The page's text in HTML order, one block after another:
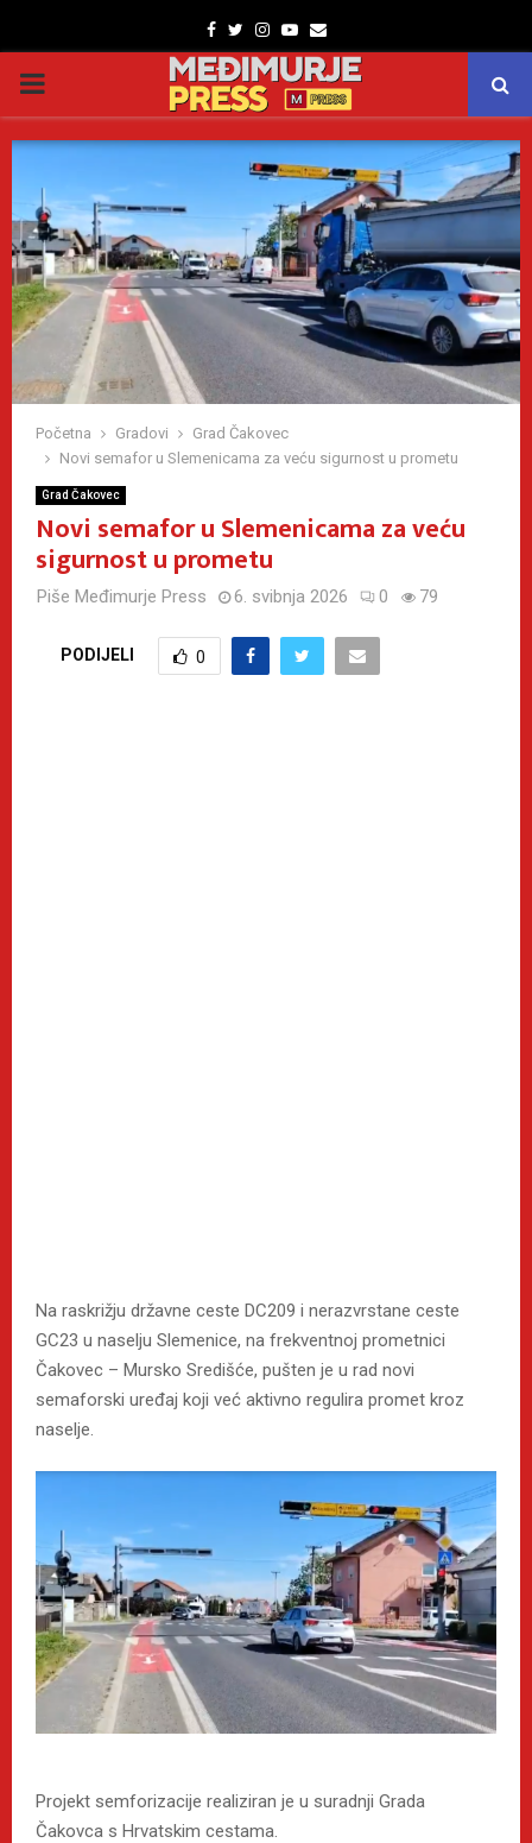
Facebook
TwitterInstagram
Youtube
Email
PRIMARY
MENU
Početna Gradovi
Grad Čakovec
Novi semafor u Slemenicama za veću sigurnost u prometu
Grad Čakovec
Novi semafor u Slemenicama za veću
sigurnost u prometu
Piše Međimurje Press 6. svibnja 2026 0 79
PODIJELI 0
Na raskrižju državne ceste DC209 i nerazvrstane ceste
GC23 u naselju Slemenice, na frekventnoj prometnici
Čakovec – Mursko Središće, pušten je u rad novi
semaforski uređaj koji već aktivno regulira promet kroz
naselje.
Projekt semforizacije realiziran je u suradnji Grada
Čakovca s Hrvatskim cestama.